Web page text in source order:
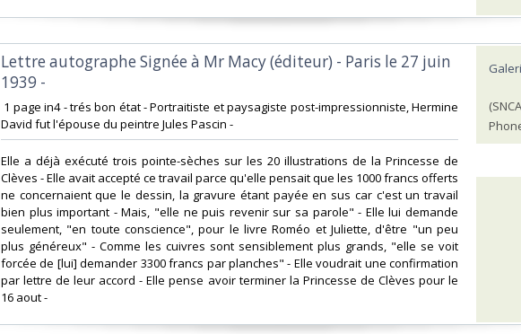
‎Lettre autographe Signée à Mr Macy (éditeur) - Paris le 27 juin
1939 -‎
‎ 1 page in4 - trés bon état - Portraitiste et paysagiste post-impressionniste, Hermine
David fut l'épouse du peintre Jules Pascin -‎
‎Elle a déjà exécuté trois pointe-sèches sur les 20 illustrations de la Princesse de
Clèves - Elle avait accepté ce travail parce qu'elle pensait que les 1000 francs offerts
ne concernaient que le dessin, la gravure étant payée en sus car c'est un travail
bien plus important - Mais, "elle ne puis revenir sur sa parole" - Elle lui demande
seulement, "en toute conscience", pour le livre Roméo et Juliette, d'être "un peu
plus généreux" - Comme les cuivres sont sensiblement plus grands, "elle se voit
forcée de [lui] demander 3300 francs par planches" - Elle voudrait une confirmation
par lettre de leur accord - Elle pense avoir terminer la Princesse de Clèves pour le
16 aout - ‎